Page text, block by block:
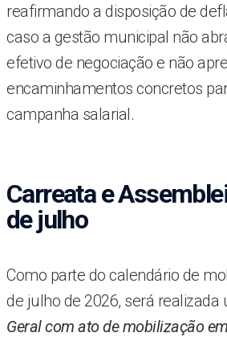
reafirmando a disposição de
caso a gestão municipal não
efetivo de negociação e não
encaminhamentos concretos
campanha salarial.
Carreata e
de julho
Como parte do calendário de
de julho de 2026, será
Geral com ato de mobilização